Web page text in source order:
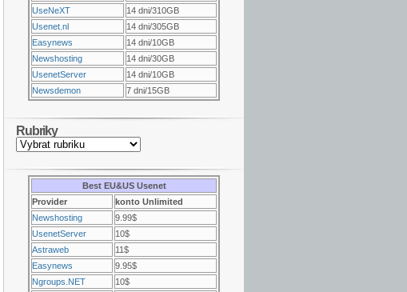
UseNeXT
14 dni/310GB
Usenet.nl
14 dni/305GB
Easynews
14 dni/10GB
Newshosting
14 dni/30GB
UsenetServer
14 dni/10GB
Newsdemon
7 dni/15GB
Rubriky
Best EU&US Usenet
Provider
konto Unlimited
Newshosting
9.99$
UsenetServer
10$
Astraweb
11$
Easynews
9.95$
Ngroups.NET
10$